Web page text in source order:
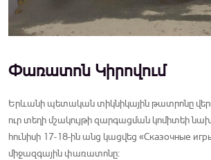
Փառատոն Կիրովում
Երևանի պետական տիկնիկային թատրոնը
ուր տեղի մշակույթի զարգացման կոմիտեի
հունիսի 17-18-ին անց կացվեց «Сказочные
միջազգային փառատոնը: